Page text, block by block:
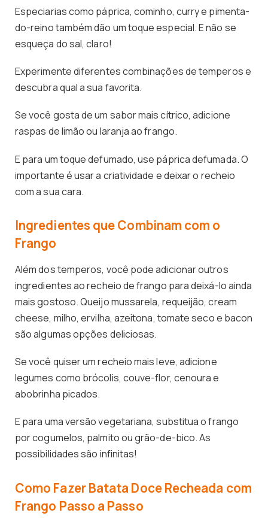
Especiarias como páprica, cominho, curry e pimenta-
do-reino também dão um toque especial. E não se
esqueça do sal, claro!
Experimente diferentes combinações de temperos e
descubra qual a sua favorita.
Se você gosta de um sabor mais cítrico, adicione
raspas de limão ou laranja ao frango.
E para um toque defumado, use páprica defumada. O
importante é usar a criatividade e deixar o recheio
com a sua cara.
Ingredientes que Combinam com o
Frango
Além dos temperos, você pode adicionar outros
ingredientes ao recheio de frango para deixá-lo ainda
mais gostoso. Queijo mussarela, requeijão, cream
cheese, milho, ervilha, azeitona, tomate seco e bacon
são algumas opções deliciosas.
Se você quiser um recheio mais leve, adicione
legumes como brócolis, couve-flor, cenoura e
abobrinha picados.
E para uma versão vegetariana, substitua o frango
por cogumelos, palmito ou grão-de-bico. As
possibilidades são infinitas!
Como Fazer Batata Doce Recheada com
Frango Passo a Passo